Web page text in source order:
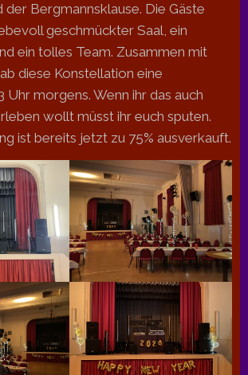
Bergmannsklause. Die Gäste
geschmückter Saal, ein
ein tolles Team. Zusammen mit
diese Konstellation eine
Uhr morgens. Wenn ihr das auch
wollt müsst ihr euch sputen.
ist bereits jetzt zu 75% ausverkauft.